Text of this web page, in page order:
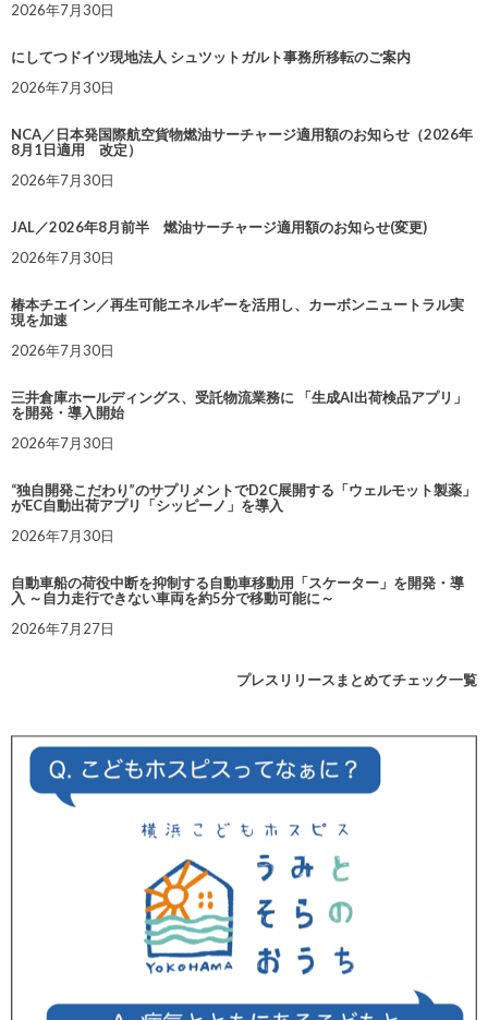
2026年7月30日
にしてつドイツ現地法人 シュツットガルト事務所移転のご案内
2026年7月30日
NCA／日本発国際航空貨物燃油サーチャージ適用額のお知らせ（2026年
8月1日適用 改定）
2026年7月30日
JAL／2026年8月前半 燃油サーチャージ適用額のお知らせ(変更)
2026年7月30日
椿本チエイン／再生可能エネルギーを活用し、カーボンニュートラル実
現を加速
2026年7月30日
三井倉庫ホールディングス、受託物流業務に 「生成AI出荷検品アプリ」
を開発・導入開始
2026年7月30日
“独自開発こだわり”のサプリメントでD2C展開する「ウェルモット製薬」
がEC自動出荷アプリ「シッピーノ」を導入
2026年7月30日
自動車船の荷役中断を抑制する自動車移動用「スケーター」を開発・導
入 ～自力走行できない車両を約5分で移動可能に～
2026年7月27日
プレスリリースまとめてチェック一覧